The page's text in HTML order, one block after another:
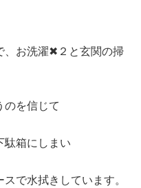
、お洗濯✖２と玄関の掃
のを信じて
駄箱にしまい
で水拭きしています。